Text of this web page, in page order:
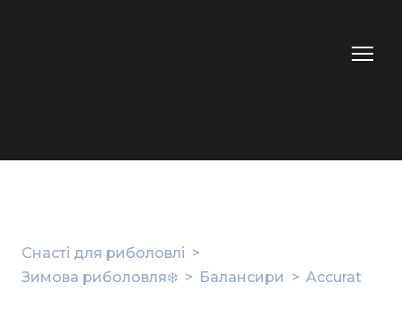
Снасті для риболовлі
Зимова риболовля❄️
Балансири Accurat